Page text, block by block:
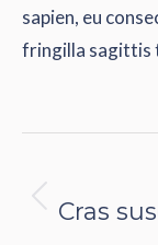
sapien, eu
fringilla sagittis
Cras